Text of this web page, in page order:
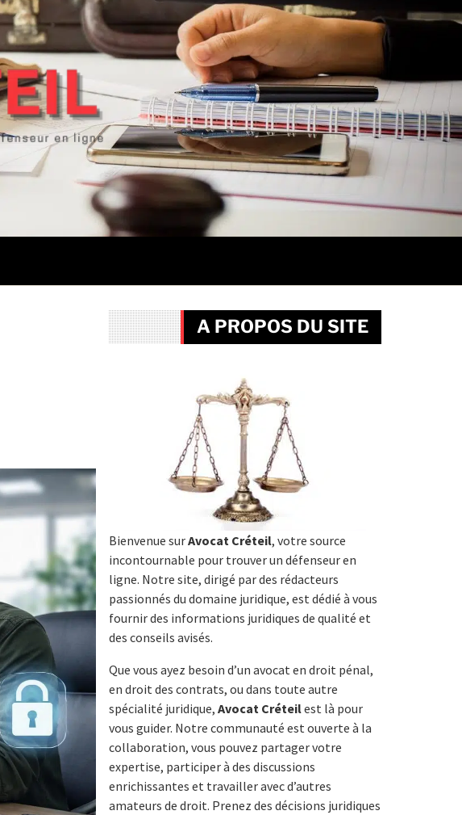
A PROPOS DU SITE
Bienvenue surAvocat Créteil, votre source
incontournable pour trouver un défenseur en
ligne. Notre site, dirigé par des rédacteurs
passionnés du domaine juridique, est dédié à vous
fournir des informations juridiques de qualité et
des conseils avisés.
Que vous ayez besoin d’un avocat en droit pénal,
en droit des contrats, ou dans toute autre
spécialité juridique, Avocat Créteilest là pour
vous guider. Notre communauté est ouverte à la
collaboration, vous pouvez partager votre
expertise, participer à des discussions
enrichissantes et travailler avec d’autres
amateurs de droit. Prenez des décisions juridiques